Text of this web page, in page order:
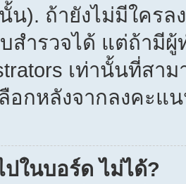
น). ถ้ายังไม่มีใคร
สำรวจได้ แต่ถ้ามีผู้
เท่านั้นที่สา
อกหลังจากลงคะแ
ปในบอร์ด ไม่ได้?